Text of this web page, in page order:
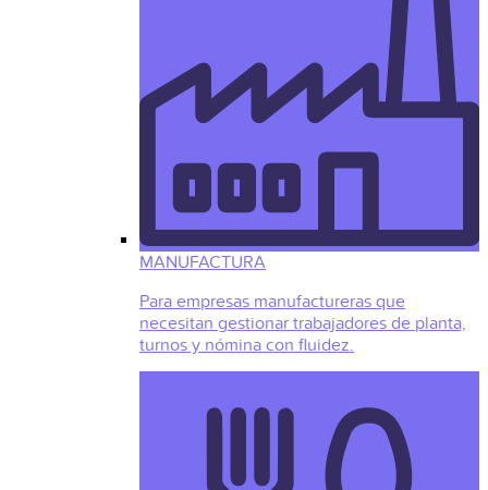
MANUFACTURA
Para empresas manufactureras que
necesitan gestionar trabajadores de planta,
turnos y nómina con fluidez.